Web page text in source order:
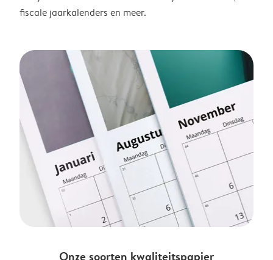
fiscale jaarkalenders en meer.
Onze soorten kwaliteitspapier